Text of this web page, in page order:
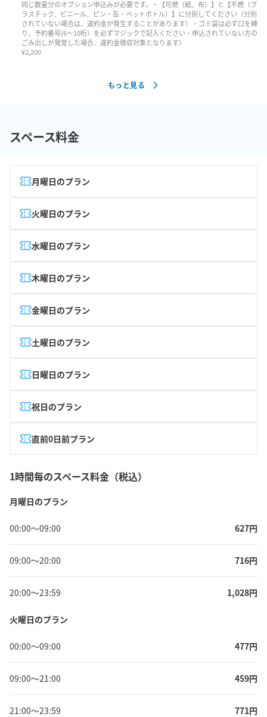
同じ数量分のオプション申込みが必要です。・【可燃（紙、布）】と【不燃（プ
ラスチック、ビニール、ビン・缶・ペットボトル）】に分別してください（分別
されていない場合は、違約金が発生することがあります）・ゴミ袋は必ず口を縛
り、予約番号(6～10桁）を必ずマジックで記入ください・申込されていない方の
ごみ出しが発覚した場合、違約金徴収対象となります）
¥2,200
もっと見る
スペース料金
月曜日のプラン
火曜日のプラン
水曜日のプラン
木曜日のプラン
金曜日のプラン
土曜日のプラン
日曜日のプラン
祝日のプラン
直前0日前プラン
1時間毎のスペース料金（税込）
月曜日のプラン
00:00〜09:00 627円
09:00〜20:00 716円
20:00〜23:59 1,028円
火曜日のプラン
00:00〜09:00 477円
09:00〜21:00 459円
21:00〜23:59 771円